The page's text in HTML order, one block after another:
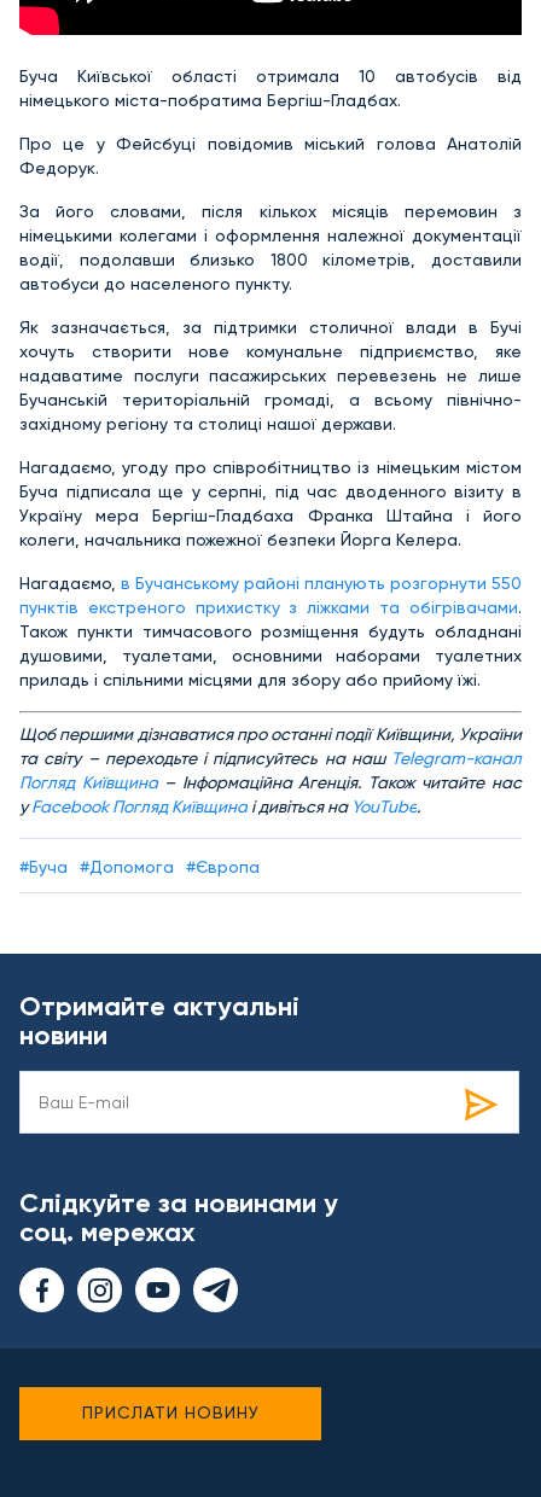
Буча Київської області отримала 10 автобусів від
німецького міста-побратима Бергіш-Гладбах.
Про це у Фейсбуці повідомив міський голова Анатолій
Федорук.
За його словами, після кількох місяців перемовин з
німецькими колегами і оформлення належної документації
водії, подолавши близько 1800 кілометрів, доставили
автобуси до населеного пункту.
Як зазначається, за підтримки столичної влади в Бучі
хочуть створити нове комунальне підприємство, яке
надаватиме послуги пасажирських перевезень не лише
Бучанській територіальній громаді, а всьому північно-
західному регіону та столиці нашої держави.
Нагадаємо, угоду про співробітництво із німецьким містом
Буча підписала ще у серпні, під час дводенного візиту в
Україну мера Бергіш-Гладбаха Франка Штайна і його
колеги, начальника пожежної безпеки Йорга Келера.
Нагадаємо, в Бучанському районі планують розгорнути 550
пунктів екстреного прихистку з ліжками та обігрівачами.
Також пункти тимчасового розміщення будуть обладнані
душовими, туалетами, основними наборами туалетних
приладь і спільними місцями для збору або прийому їжі.
Щоб першими дізнаватися про останні події Київщини, України
та світу – переходьте і підписуйтесь на наш Telegram-канал
Погляд Київщина– Інформаційна Агенція. Також читайте нас
уFacebook Погляд Київщина і дивіться на YouTube.
#Буча #Допомога #Європа
Отримайте актуальні
новини
Слідкуйте за новинами у
соц. мережах
ПРИСЛАТИ НОВИНУ